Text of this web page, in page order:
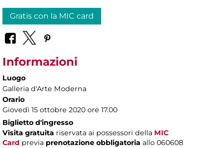
Gratis con la MIC card
Informazioni
Luogo
Galleria d'Arte Moderna
Orario
Giovedì 15 ottobre 2020 ore 17.00
Biglietto d'ingresso
Visita gratuita riservata ai possessori della MIC
Card previa prenotazione obbligatoria allo 060608